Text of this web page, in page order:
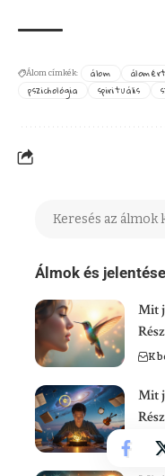
Álom címkék: álom
pszichológia
spirituális
Álmok és
Mit
K
Mit
J